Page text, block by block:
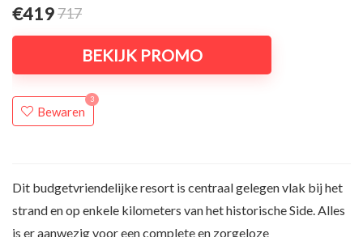
€419717
BEKIJK PROMO
Bewaren
3
Dit budgetvriendelijke resort is centraal gelegen vlak bij het
strand en op enkele kilometers van het historische Side. Alles
is er aanwezig voor een complete en zorgeloze